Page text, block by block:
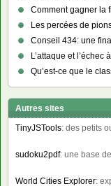
Comment gagner la
Les percées de
Conseil 434: une
L’attaque et l’échec
Qu’est-ce que le
Autres sites
TinyJSTools: des petits
sudoku2pdf: une base
World Cities Explorer: